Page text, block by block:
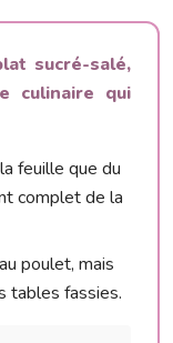
sucré-salé,
culinaire qui
feuille que du
complet de la
poulet, mais
tables fassies.